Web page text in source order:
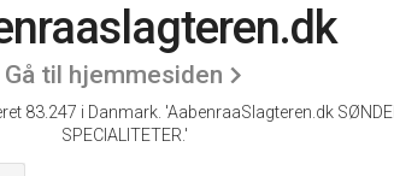
Gå til hjemmesiden
83.247 i Danmark. 'AabenraaSlagteren.dk
SPECIALITETER.'